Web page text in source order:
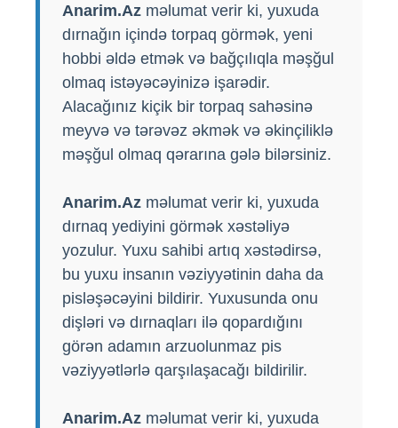
Anarim.Az məlumat verir ki, yuxuda
dırnağın içində torpaq görmək, yeni
hobbi əldə etmək və bağçılıqla məşğul
olmaq istəyəcəyinizə işarədir.
Alacağınız kiçik bir torpaq sahəsinə
meyvə və tərəvəz əkmək və əkinçiliklə
məşğul olmaq qərarına gələ bilərsiniz.
Anarim.Az məlumat verir ki, yuxuda
dırnaq yediyini görmək xəstəliyə
yozulur. Yuxu sahibi artıq xəstədirsə,
bu yuxu insanın vəziyyətinin daha da
pisləşəcəyini bildirir. Yuxusunda onu
dişləri və dırnaqları ilə qopardığını
görən adamın arzuolunmaz pis
vəziyyətlərlə qarşılaşacağı bildirilir.
Anarim.Az məlumat verir ki, yuxuda